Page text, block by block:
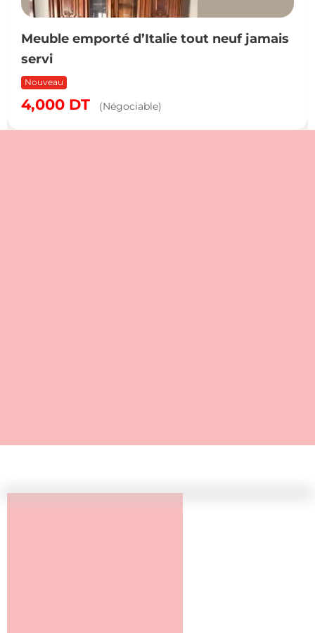
Meuble emporté d’Italie tout neuf jamais
servi
Nouveau
4,000 DT (Négociable)